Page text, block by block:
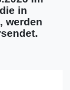
in
werden